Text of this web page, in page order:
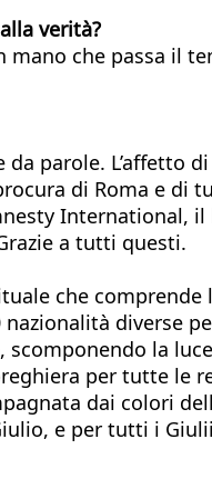
verità?
che passa il
parole. L’affetto
di Roma e di
International,
a tutti questi.
che
diverse
scomponendo la
per tutte le
dai colori
e per tutti i